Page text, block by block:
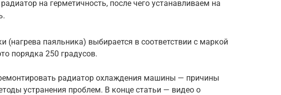
на герметичность, после чего устанавливаем на
(нагрева паяльника) выбирается в соответствии с маркой
порядка 250 градусов.
радиатор охлаждения машины — причины
устранения проблем. В конце статьи — видео о